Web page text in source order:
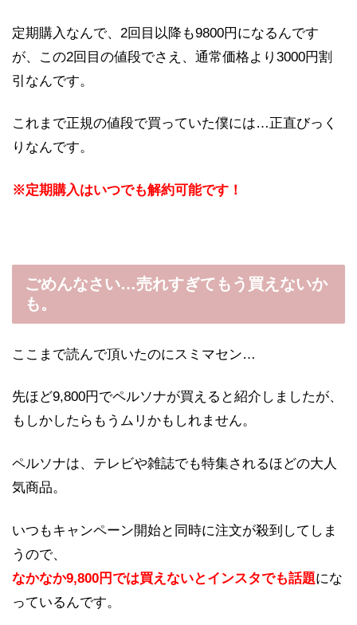
定期購入なんで、2回目以降も9800円になるんです
が、この2回目の値段でさえ、通常価格より3000円割
引なんです。
これまで正規の値段で買っていた僕には…正直びっく
りなんです。
※定期購入はいつでも解約可能です！
ごめんなさい…売れすぎてもう買えないか
も。
ここまで読んで頂いたのにスミマセン…
先ほど9,800円でペルソナが買えると紹介しましたが、
もしかしたらもうムリかもしれません。
ペルソナは、テレビや雑誌でも特集されるほどの大人
気商品。
いつもキャンペーン開始と同時に注文が殺到してしま
うので、
なかなか9,800円では買えないとインスタでも話題にな
っているんです。